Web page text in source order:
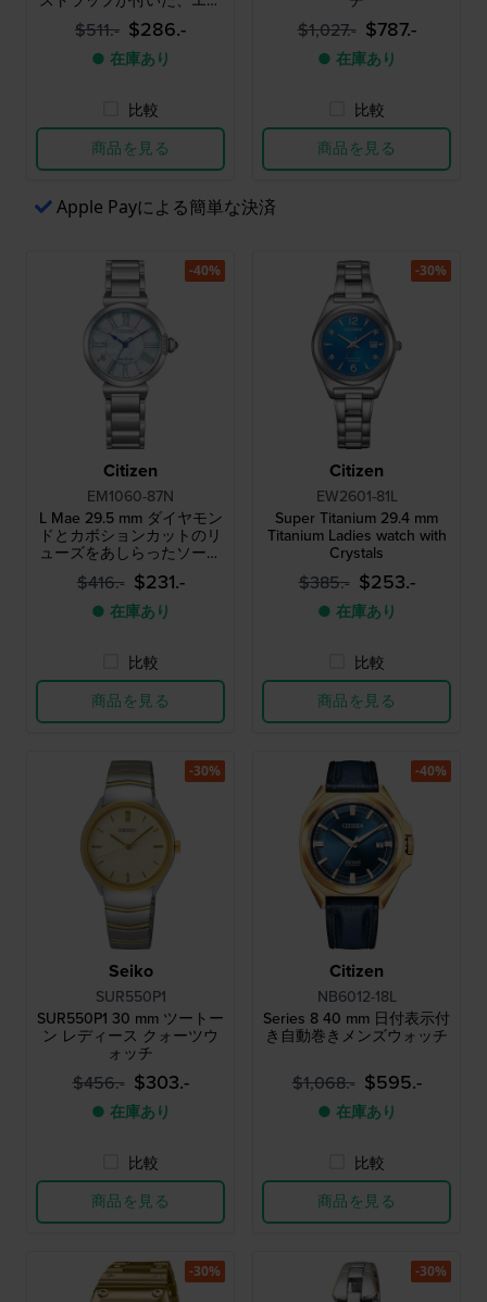
ガントなソーラー式クォー
ツウォッチ
$511.- $286.-
● 在庫あり
比較
商品を見る
$1,027.- $787.-
● 在庫あり
比較
商品を見る
Apple Payによる簡単な決済
Citizen
EM1060-87N
L Mae 29.5 mm ダイヤモン
ドとカボションカットのリ
ューズをあしらったソーラ
ークォーツウォッチ
$416.- $231.-
● 在庫あり
比較
商品を見る
-40%
Citizen
EW2601-81L
Super Titanium 29.4 mm
Titanium Ladies watch with
Crystals
$385.- $253.-
● 在庫あり
比較
商品を見る
-30%
Seiko
SUR550P1
SUR550P1 30 mm ツートー
ン レディース クォーツウ
ォッチ
$456.- $303.-
● 在庫あり
比較
商品を見る
-30%
Citizen
NB6012-18L
Series 8 40 mm 日付表示付
き自動巻きメンズウォッチ
$1,068.- $595.-
● 在庫あり
比較
商品を見る
-40%
-30% -30%